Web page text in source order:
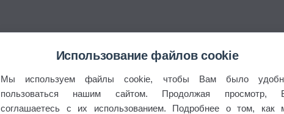
Использование файлов cookie
Мы используем файлы cookie, чтобы Вам было
пользоваться нашим сайтом. Продолжая просмотр,
соглашаетесь с их использованием. Подробнее о том, как